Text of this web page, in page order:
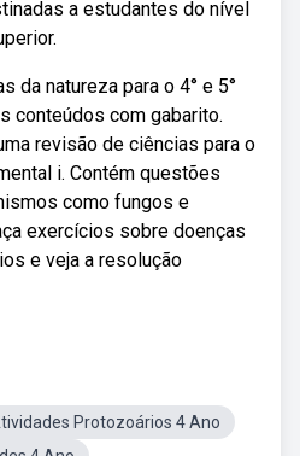
a estudantes do nível
da natureza para o 4° e 5°
conteúdos com gabarito.
revisão de ciências para o
i. Contém questões
como fungos e
exercícios sobre doenças
e veja a resolução
Protozoários 4 Ano